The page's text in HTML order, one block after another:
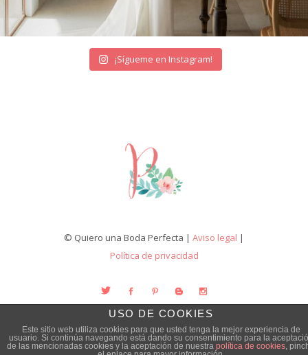
¡Sígueme en Instagram!
© Quiero una Boda Perfecta | Aviso legal |
Política de privacidad
USO DE COOKIES
Este sitio web utiliza cookies para que usted tenga la mejor experiencia de
usuario. Si continúa navegando está dando su consentimiento para la
de las mencionadas cookies y la aceptación de nuestra política de cookies,